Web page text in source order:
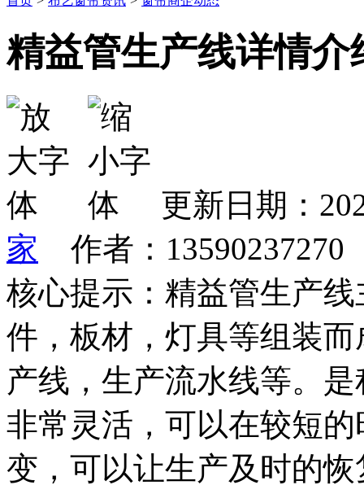
精益管生产线详情介
更新日期：
家 作者：
核心提示：精益管生产
件，板材，灯具等组装
产线，生产流水线等。
非常灵活，可以在较短
变，可以让生产及时的